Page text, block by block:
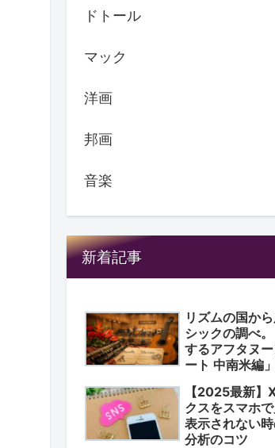
ドトール
マック
洋画
邦画
音楽
新着記事
リズムの国か
シックの調べ
するアフタヌ
ート 中南米編
【2025最新】
クスをスマホで
表示されない
分析のコツ